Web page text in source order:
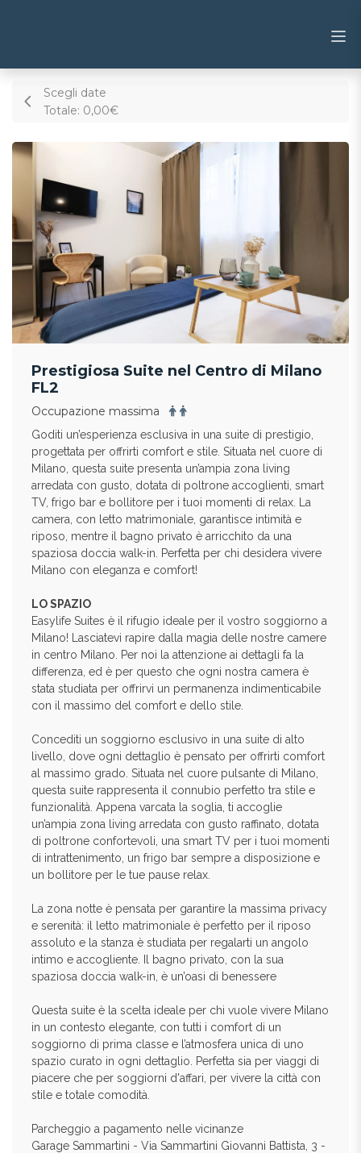
Scegli date
Totale: 0,00€
Prestigiosa Suite nel Centro di Milano
FL2
Occupazione massima
Goditi un’esperienza esclusiva in una suite di prestigio,
progettata per offrirti comfort e stile. Situata nel cuore di
Milano, questa suite presenta un’ampia zona living
arredata con gusto, dotata di poltrone accoglienti, smart
TV, frigo bar e bollitore per i tuoi momenti di relax. La
camera, con letto matrimoniale, garantisce intimità e
riposo, mentre il bagno privato è arricchito da una
spaziosa doccia walk-in. Perfetta per chi desidera vivere
Milano con eleganza e comfort!
LO SPAZIO
Easylife Suites è il rifugio ideale per il vostro soggiorno a
Milano! Lasciatevi rapire dalla magia delle nostre camere
in centro Milano. Per noi la attenzione ai dettagli fa la
differenza, ed è per questo che ogni nostra camera è
stata studiata per offrirvi un permanenza indimenticabile
con il massimo del comfort e dello stile.
Concediti un soggiorno esclusivo in una suite di alto
livello, dove ogni dettaglio è pensato per offrirti comfort
al massimo grado. Situata nel cuore pulsante di Milano,
questa suite rappresenta il connubio perfetto tra stile e
funzionalità. Appena varcata la soglia, ti accoglie
un’ampia zona living arredata con gusto raffinato, dotata
di poltrone confortevoli, una smart TV per i tuoi momenti
di intrattenimento, un frigo bar sempre a disposizione e
un bollitore per le tue pause relax.
La zona notte è pensata per garantire la massima privacy
e serenità: il letto matrimoniale è perfetto per il riposo
assoluto e la stanza è studiata per regalarti un angolo
intimo e accogliente. Il bagno privato, con la sua
spaziosa doccia walk-in, è un’oasi di benessere
Questa suite è la scelta ideale per chi vuole vivere Milano
in un contesto elegante, con tutti i comfort di un
soggiorno di prima classe e l’atmosfera unica di uno
spazio curato in ogni dettaglio. Perfetta sia per viaggi di
piacere che per soggiorni d'affari, per vivere la città con
stile e totale comodità.
Parcheggio a pagamento nelle vicinanze
Garage Sammartini - Via Sammartini Giovanni Battista, 3 -